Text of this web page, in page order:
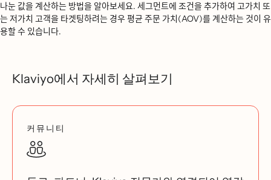
나눈 값을 계산하는 방법을 알아보세요. 세그먼트에 조건을 추가하여 고가치 또
는 저가치 고객을 타겟팅하려는 경우 평균 주문 가치(AOV)를 계산하는 것이 유
용할 수 있습니다.
Klaviyo에서 자세히 살펴보기
커뮤니티